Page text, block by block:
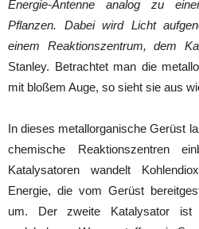
Energie-Antenne analog zu
Pflanzen. Dabei wird Licht
einem Reaktionszentrum, dem
Stanley. Betrachtet man die
mit bloßem Auge, so sieht sie aus
In dieses metallorganische Gerüst
chemische Reaktionszentren
Katalysatoren wandelt
Energie, die vom Gerüst
um. Der zweite Katalysator